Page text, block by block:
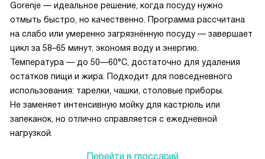
Gorenje — идеальное решение, когда посуду нужно
отмыть быстро, но качественно. Программа рассчитана
на слабо или умеренно загрязнённую посуду — завершает
цикл за 58–65 минут, экономя воду и энергию.
Температура — до 50—60°C, достаточно для удаления
остатков пищи и жира. Подходит для повседневного
использования: тарелки, чашки, столовые приборы.
Не заменяет интенсивную мойку для кастрюль или
запеканок, но отлично справляется с ежедневной
нагрузкой.
Перейти в глоссарий